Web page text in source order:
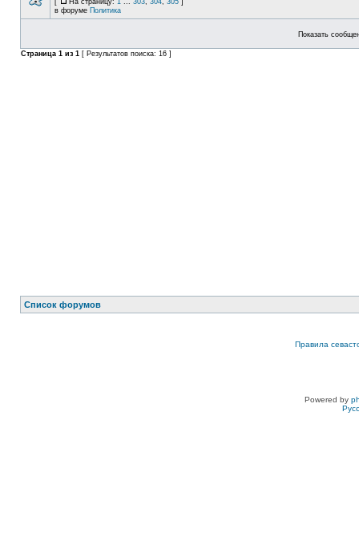
[ На страницу: 1 ... 303, 304, 305 ]
в форуме Политика
Показать
Страница 1 из 1 [ Результатов поиска: 16 ]
Список форумов
Правила
Powered by